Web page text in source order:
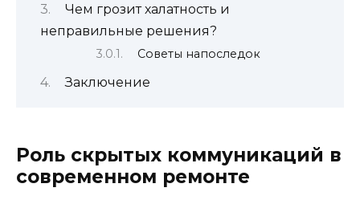
Чем грозит халатность и
неправильные решения?
Советы напоследок
Заключение
Роль скрытых коммуникаций в
современном ремонте